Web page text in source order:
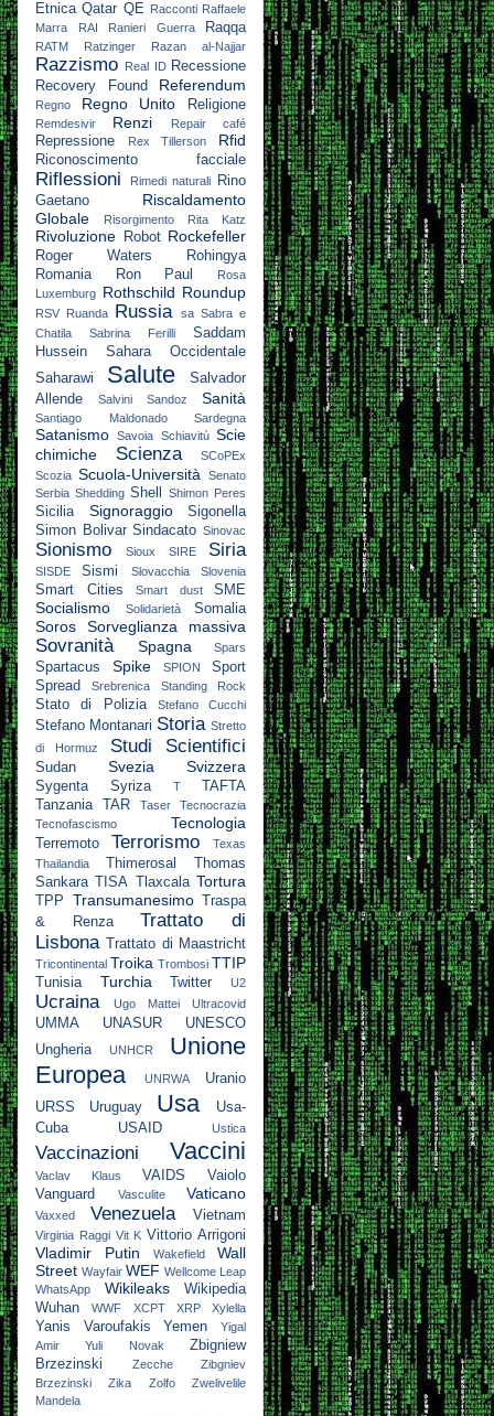
Etnica Qatar QE Racconti Raffaele
Marra
RAI Ranieri Guerra Raqqa
RATM Ratzinger Razan al-Najjar
Razzismo Real ID Recessione
Recovery Found
Referendum
Regno Regno Unito Religione
Remdesivir Renzi Repair café
Repressione Rex Tillerson Rfid
Riconoscimento facciale
Riflessioni Rimedi naturali
Rino
Gaetano
Riscaldamento
Globale
Risorgimento Rita Katz
Rivoluzione Robot Rockefeller
Roger Waters
Rohingya
Romania
Ron Paul
Rosa
Luxemburg Rothschild Roundup
RSV Ruanda Russia sa Sabra e
Chatila
Sabrina Ferilli
Saddam
Hussein
Sahara Occidentale
Saharawi
Salute
Salvador
Allende
Salvini Sandoz Sanità
Santiago Maldonado Sardegna
Satanismo Savoia Schiavitù Scie
chimiche
Scienza
SCoPEx
Scozia Scuola-Università
Senato
Serbia Shedding Shell Shimon Peres
Sicilia Signoraggio
Sigonella
Simon Bolivar Sindacato Sinovac
Sionismo Sioux SIRE Siria
SISDE Sismi Slovacchia Slovenia
Smart Cities Smart dust SME
Socialismo Solidarietà Somalia
Soros Sorveglianza massiva
Sovranità Spagna Spars
Spartacus Spike SPION
Sport
Spread
Srebrenica Standing Rock
Stato di Polizia Stefano Cucchi
Stefano Montanari Storia Stretto
di Hormuz
Studi Scientifici
Sudan Svezia Svizzera
Sygenta Syriza T
TAFTA
Tanzania
TAR Taser
Tecnocrazia
Tecnofascismo
Tecnologia
Terremoto Terrorismo
Texas
Thailandia
Thimerosal
Thomas
Sankara
TISA Tlaxcala Tortura
TPP Transumanesimo
Traspa
& Renza
Trattato di
Lisbona
Trattato di Maastricht
Tricontinental Troika Trombosi TTIP
Tunisia Turchia Twitter U2
Ucraina Ugo Mattei Ultracovid
UMMA UNASUR
UNESCO
Ungheria
UNHCR
Unione
Europea
UNRWA
Uranio
URSS
Uruguay Usa
Usa-
Cuba
USAID Ustica
Vaccinazioni Vaccini
Vaclav Klaus VAIDS
Vaiolo
Vanguard
Vasculite Vaticano
Vaxxed Venezuela Vietnam
Virginia Raggi Vit K Vittorio Arrigoni
Vladimir Putin Wakefield
Wall
Street Wayfair WEF Wellcome Leap
WhatsApp
Wikileaks
Wikipedia
Wuhan
WWF XCPT XRP Xylella
Yanis Varoufakis Yemen
Yigal
Amir
Yuli Novak
Zbigniew
Brzezinski
Zecche
Zibgniev
Brzezinski
Zika Zolfo
Zwelivelile
Mandela